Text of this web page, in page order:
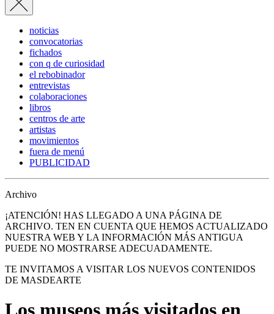
noticias
convocatorias
fichados
con q de curiosidad
el rebobinador
entrevistas
colaboraciones
libros
centros de arte
artistas
movimientos
fuera de menú
PUBLICIDAD
Archivo
¡ATENCIÓN! HAS LLEGADO A UNA PÁGINA DE
ARCHIVO. TEN EN CUENTA QUE HEMOS ACTUALIZADO
NUESTRA WEB Y LA INFORMACIÓN MÁS ANTIGUA
PUEDE NO MOSTRARSE ADECUADAMENTE.
TE INVITAMOS A VISITAR LOS NUEVOS CONTENIDOS
DE MASDEARTE